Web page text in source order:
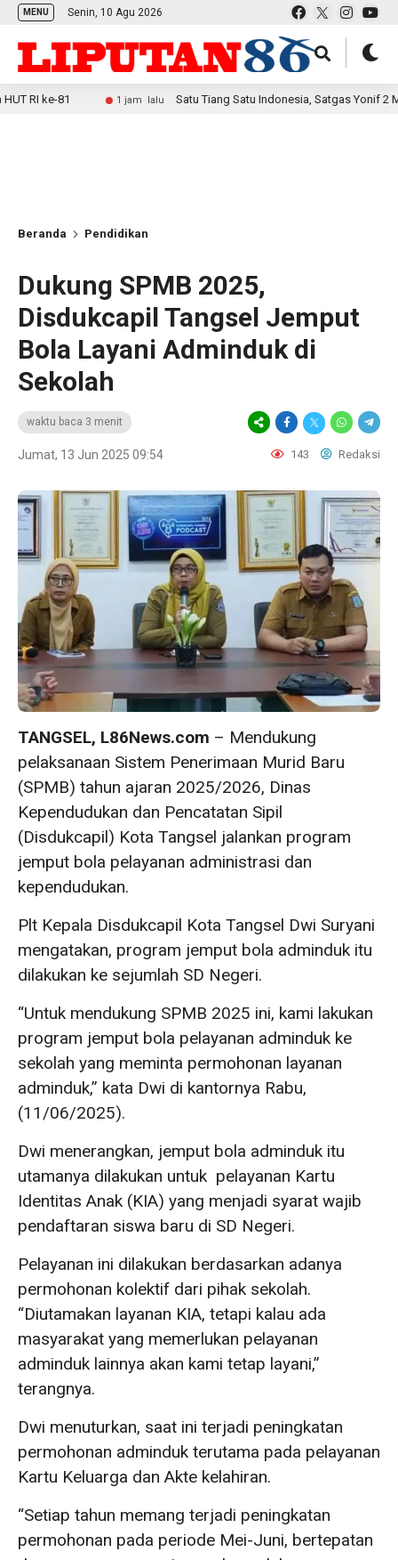
MENU Senin, 10 Agu 2026
1 jam lalu Satu Tiang Satu Indonesia, Satgas Yonif 2 Marinir
Beranda Pendidikan
Dukung SPMB 2025,
Disdukcapil Tangsel Jemput
Bola Layani Adminduk di
Sekolah
waktu baca 3 menit
Jumat, 13 Jun 2025 09:54 143 Redaksi
TANGSEL, L86News.com – Mendukung
pelaksanaan Sistem Penerimaan Murid Baru
(SPMB) tahun ajaran 2025/2026, Dinas
Kependudukan dan Pencatatan Sipil
(Disdukcapil) Kota Tangsel jalankan program
jemput bola pelayanan administrasi dan
kependudukan.
Plt Kepala Disdukcapil Kota Tangsel Dwi Suryani
mengatakan, program jemput bola adminduk itu
dilakukan ke sejumlah SD Negeri.
“Untuk mendukung SPMB 2025 ini, kami lakukan
program jemput bola pelayanan adminduk ke
sekolah yang meminta permohonan layanan
adminduk,” kata Dwi di kantornya Rabu,
(11/06/2025).
Dwi menerangkan, jemput bola adminduk itu
utamanya dilakukan untuk pelayanan Kartu
Identitas Anak (KIA) yang menjadi syarat wajib
pendaftaran siswa baru di SD Negeri.
Pelayanan ini dilakukan berdasarkan adanya
permohonan kolektif dari pihak sekolah.
“Diutamakan layanan KIA, tetapi kalau ada
masyarakat yang memerlukan pelayanan
adminduk lainnya akan kami tetap layani,”
terangnya.
Dwi menuturkan, saat ini terjadi peningkatan
permohonan adminduk terutama pada pelayanan
Kartu Keluarga dan Akte kelahiran.
“Setiap tahun memang terjadi peningkatan
permohonan pada periode Mei-Juni, bertepatan